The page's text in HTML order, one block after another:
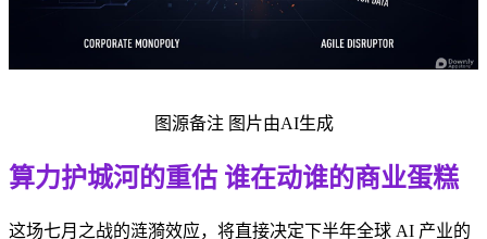
图源备注 图片由AI生成
算力护城河的重估 谁在动谁的商业蛋糕
这场七月之战的涟漪效应，将直接决定下半年全球 AI 产业的